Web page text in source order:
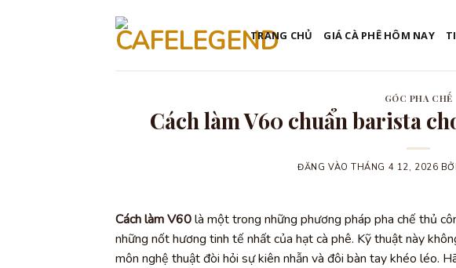
TRANG CHỦ GIÁ CÀ PHÊ HÔM NAY
GÓC PHA CHẾ
Cách làm V60 chuẩn barista
ĐĂNG VÀOTHÁNG 4 12, 2026 BỞI
Cách làm V60là một trong những phương pháp pha chế thủ
những nốt hương tinh tế nhất của hạt cà phê. Kỹ thuật này
môn nghệ thuật đòi hỏi sự kiên nhẫn và đôi bàn tay khéo léo.